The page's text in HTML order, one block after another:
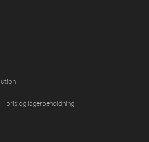
pris og lagerbeholdning